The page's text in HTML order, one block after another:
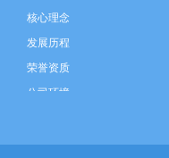
核心理念
发展历程
荣誉资质
公司环境